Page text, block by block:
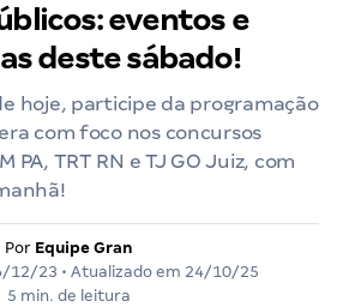
eventos e
deste sábado!
hoje, participe da programação
com foco nos concursos
PA, TRT RN e TJ GO Juiz, com
Por Equipe Gran
12/23 • Atualizado em 24/10/25
5 min. de leitura